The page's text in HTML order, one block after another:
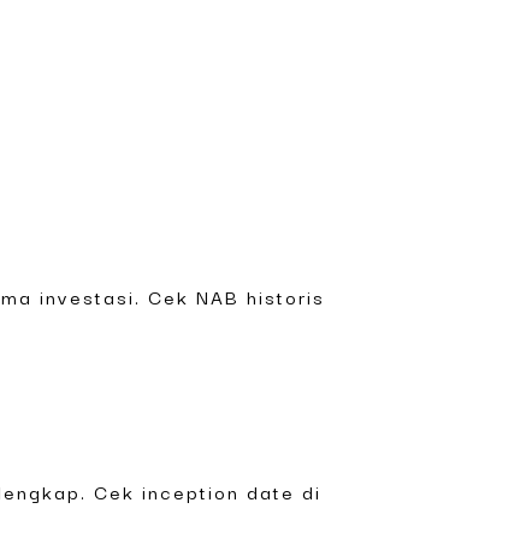
investasi. Cek NAB historis
Cek inception date di